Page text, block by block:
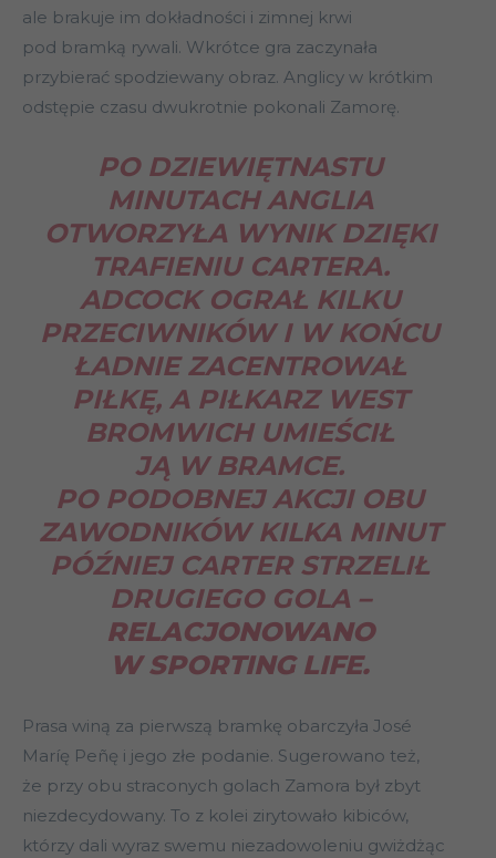
ale brakuje im dokładności i zimnej krwi
pod bramką rywali. Wkrótce gra zaczynała
przybierać spodziewany obraz. Anglicy w krótkim
odstępie czasu dwukrotnie pokonali Zamorę.
PO DZIEWIĘTNASTU
MINUTACH ANGLIA
OTWORZYŁA WYNIK DZIĘKI
TRAFIENIU CARTERA.
ADCOCK OGRAŁ KILKU
PRZECIWNIKÓW I W KOŃCU
ŁADNIE ZACENTROWAŁ
PIŁKĘ, A PIŁKARZ WEST
BROMWICH UMIEŚCIŁ
JĄ W BRAMCE.
PO PODOBNEJ AKCJI OBU
ZAWODNIKÓW KILKA MINUT
PÓŹNIEJ CARTER STRZELIŁ
DRUGIEGO GOLA –
RELACJONOWANO
W SPORTING LIFE.
Prasa winą za pierwszą bramkę obarczyła José
Maríę Peñę i jego złe podanie. Sugerowano też,
że przy obu straconych golach Zamora był zbyt
niezdecydowany. To z kolei zirytowało kibiców,
którzy dali wyraz swemu niezadowoleniu gwiżdżąc